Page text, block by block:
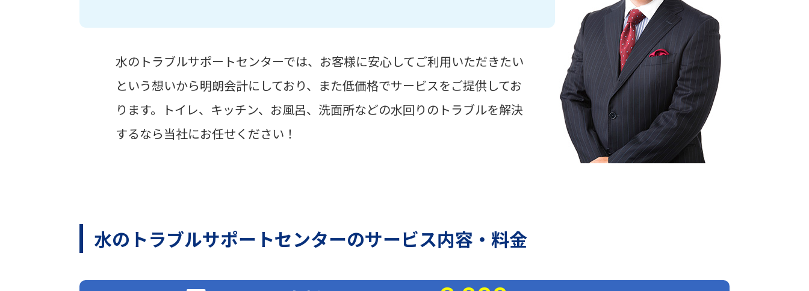
水のトラブルサポートセンターでは、お客様に安心してご利用いただきたい
という想いから明朗会計にしており、また低価格でサービスをご提供してお
ります。トイレ、キッチン、お風呂、洗面所などの水回りのトラブルを解決
するなら当社にお任せください！
水のトラブルサポートセンターのサービス内容・料金